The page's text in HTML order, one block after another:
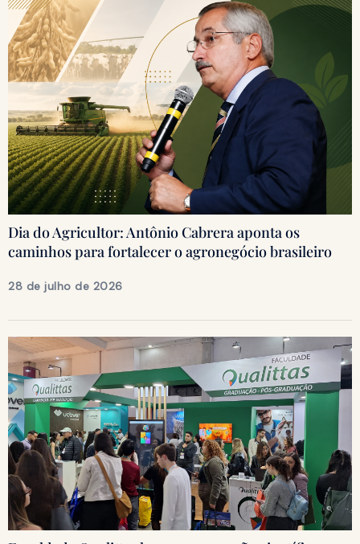
Dia do Agricultor: Antônio Cabrera aponta os
caminhos para fortalecer o agronegócio brasileiro
28 de julho de 2026